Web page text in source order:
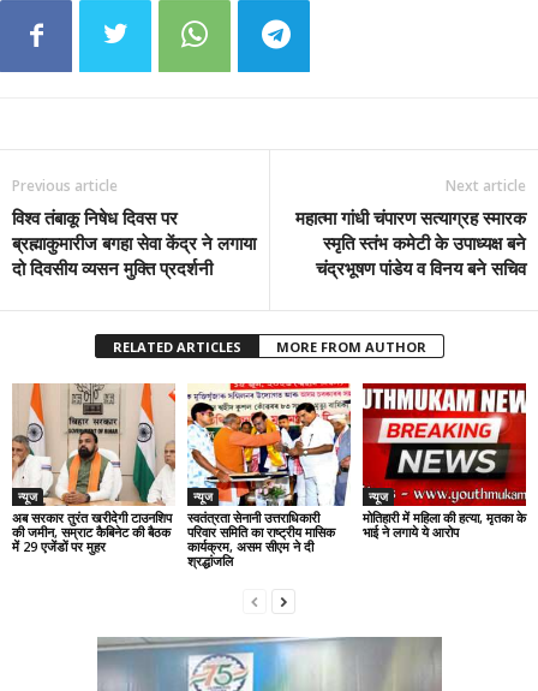
Previous article
विश्व तंबाकू निषेध दिवस पर
ब्रह्माकुमारीज बगहा सेवा केंद्र ने लगाया
दो दिवसीय व्यसन मुक्ति प्रदर्शनी
Next article
महात्मा गांधी चंपारण सत्याग्रह स्मारक
स्मृति स्तंभ कमेटी के उपाध्यक्ष बने
चंद्रभूषण पांडेय व विनय बने सचिव
RELATED ARTICLES MORE FROM AUTHOR
न्यूज
अब सरकार तुरंत खरीदेगी टाउनशिप
की जमीन, सम्राट कैबिनेट की बैठक
में 29 एजेंडों पर मुहर
न्यूज
स्वतंत्रता सेनानी उत्तराधिकारी
परिवार समिति का राष्ट्रीय मासिक
कार्यक्रम, असम सीएम ने दी
श्रद्धांजलि
न्यूज
मोतिहारी में महिला की हत्या, मृतका के
भाई ने लगाये ये आरोप